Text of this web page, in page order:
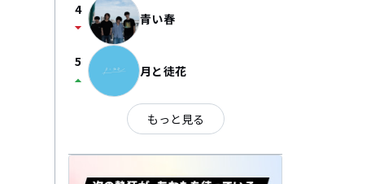
4
arrow_drop_down 青い春
5
arrow_drop_up 月と徒花
もっと見る